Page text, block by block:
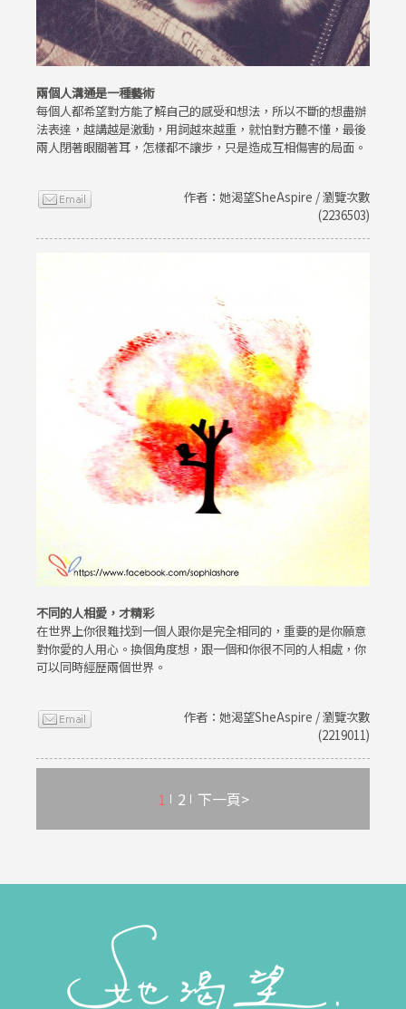
兩個人溝通是一種藝術
每個人都希望對方能了解自己的感受和想法，所以不斷的想盡辦
法表達，越講越是激動，用詞越來越重，就怕對方聽不懂，最後
兩人閉著眼關著耳，怎樣都不讓步，只是造成互相傷害的局面。
作者：她渴望SheAspire / 瀏覽次數
(2236503)
不同的人相愛，才精彩
在世界上你很難找到一個人跟你是完全相同的，重要的是你願意
對你愛的人用心。換個角度想，跟一個和你很不同的人相處，你
可以同時經歷兩個世界。
作者：她渴望SheAspire / 瀏覽次數
(2219011)
1 2 下一頁>